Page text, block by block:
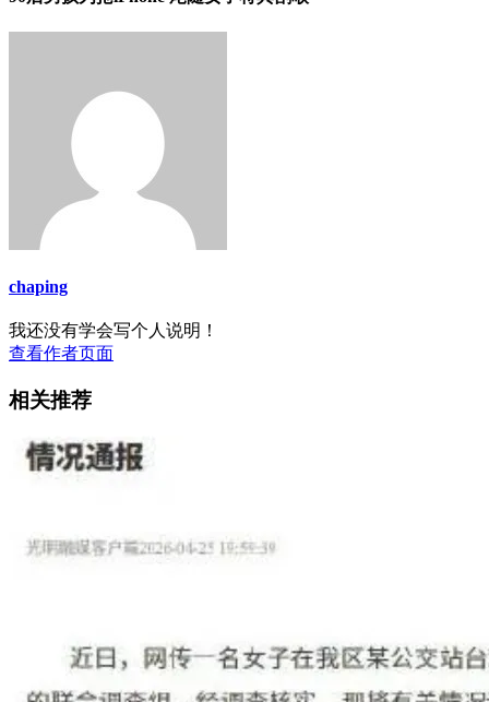
chaping
我还没有学会写个人说明！
查看作者页面
相关推荐